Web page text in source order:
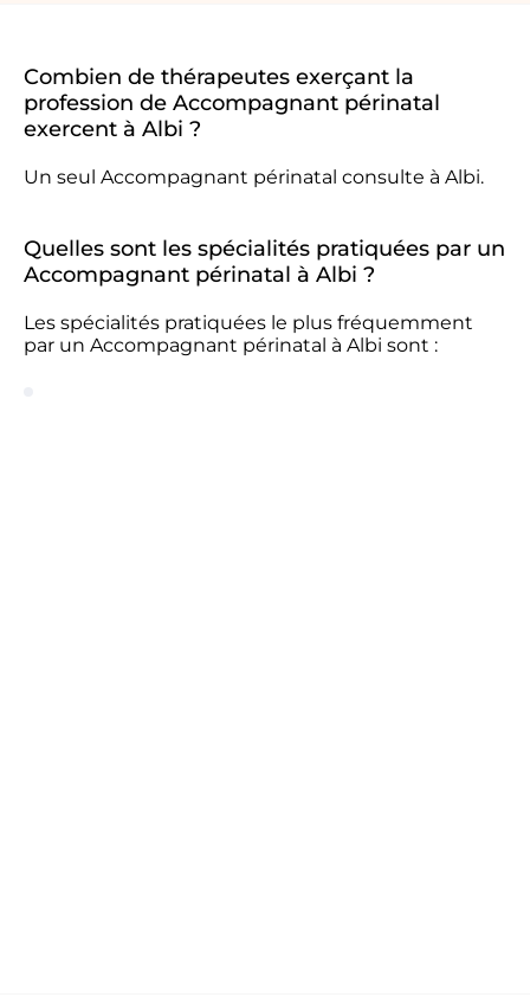
Combien de thérapeutes exerçant la
profession de Accompagnant périnatal
exercent à Albi ?
Un seul Accompagnant périnatal consulte à Albi.
Quelles sont les spécialités pratiquées par un
Accompagnant périnatal à Albi ?
Les spécialités pratiquées le plus fréquemment
par un Accompagnant périnatal à Albi sont :